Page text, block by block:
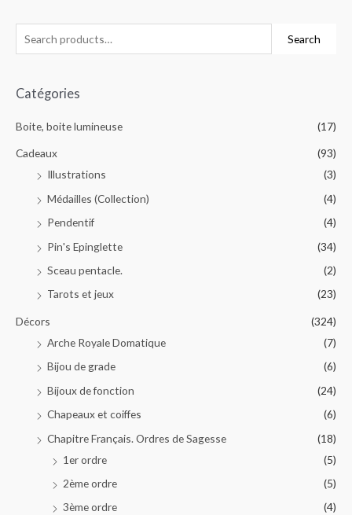
Search
Catégories
Boite, boite lumineuse (17)
Cadeaux
(93)
Illustrations
(3)
Médailles (Collection)
(4)
Pendentif
(4)
Pin's Epinglette
(34)
Sceau pentacle.
(2)
Tarots et jeux
(23)
Décors
(324)
Arche Royale Domatique
(7)
Bijou de grade
(6)
Bijoux de fonction
(24)
Chapeaux et coiffes
(6)
Chapitre Français. Ordres de Sagesse
(18)
1er ordre
(5)
2ème ordre
(5)
3ème ordre
(4)